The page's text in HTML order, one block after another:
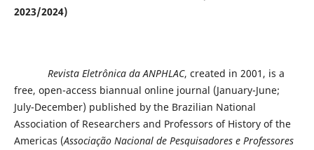
2023/2024)
Revista Eletrônica da ANPHLAC, created in 2001, is a
free, open-access biannual online journal (January-June;
July-December) published by the Brazilian National
Association of Researchers and Professors of History of the
Americas (Associação Nacional de Pesquisadores e Professores